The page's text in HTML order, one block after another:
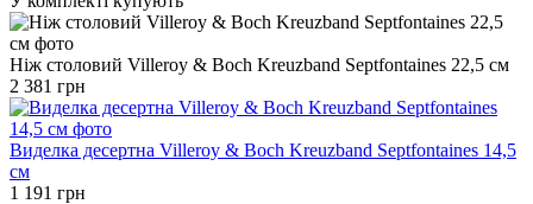
Ніж столовий Villeroy & Boch Kreuzband Septfontaines 22,5 см
2 381 грн
Виделка десертна Villeroy & Boch Kreuzband Septfontaines 14,5
см
1 191 грн